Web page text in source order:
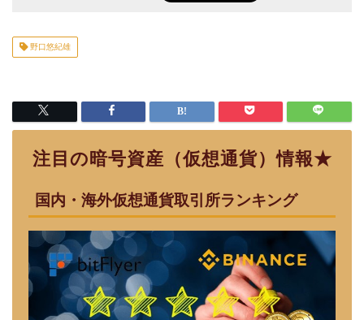
野口悠紀雄
注目の暗号資産（仮想通貨）情報★
国内・海外仮想通貨取引所ランキング